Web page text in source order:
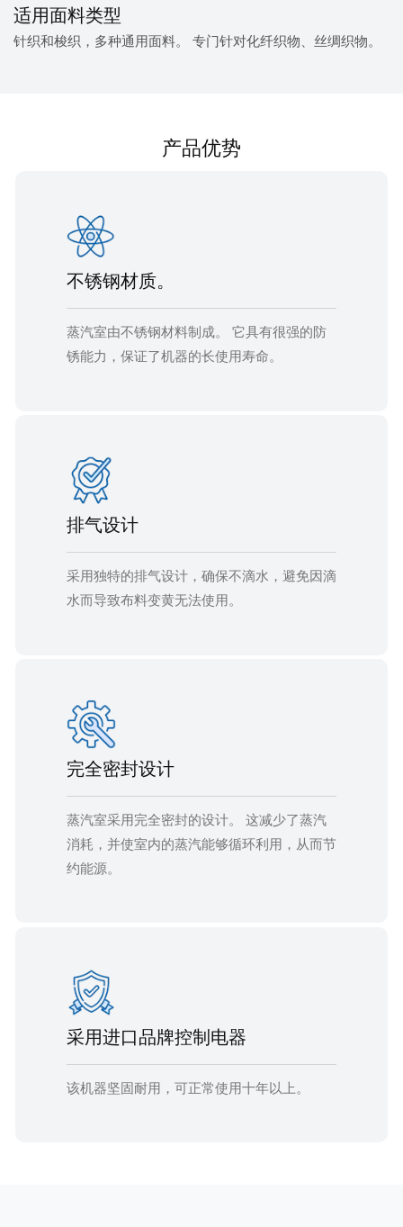
适用面料类型
针织和梭织，多种通用面料。 专门针对化纤织物、丝绸织物。
产品优势
不锈钢材质。
蒸汽室由不锈钢材料制成。 它具有很强的防
锈能力，保证了机器的长使用寿命。
排气设计
采用独特的排气设计，确保不滴水，避免因滴
水而导致布料变黄无法使用。
完全密封设计
蒸汽室采用完全密封的设计。 这减少了蒸汽
消耗，并使室内的蒸汽能够循环利用，从而节
约能源。
采用进口品牌控制电器
该机器坚固耐用，可正常使用十年以上。